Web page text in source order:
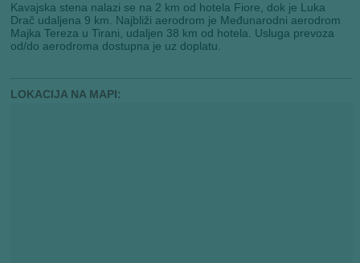
Kavajska stena nalazi se na 2 km od hotela Fiore, dok je Luka
Drač udaljena 9 km. Najbliži aerodrom je Međunarodni aerodrom
Majka Tereza u Tirani, udaljen 38 km od hotela. Usluga prevoza
od/do aerodroma dostupna je uz doplatu.
LOKACIJA NA MAPI: